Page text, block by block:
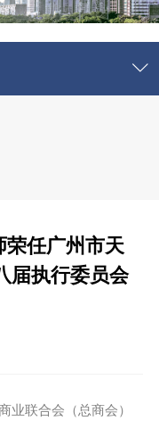
荣任广州市天
届执行委员会
业联合会（总商会）